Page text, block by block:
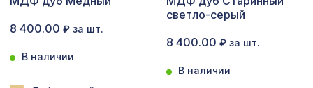
Натуральные обои Cosca Traditional
Prints L5042, 0,91 x 6,2 м
Перфорированная потолочная плита
ЭЛЕНИКО, 595х595мм, ХДФ, венге
8 400.00 ₽ за шт.
В наличии
светло-серый
8 400.00 ₽ за шт.
В наличии